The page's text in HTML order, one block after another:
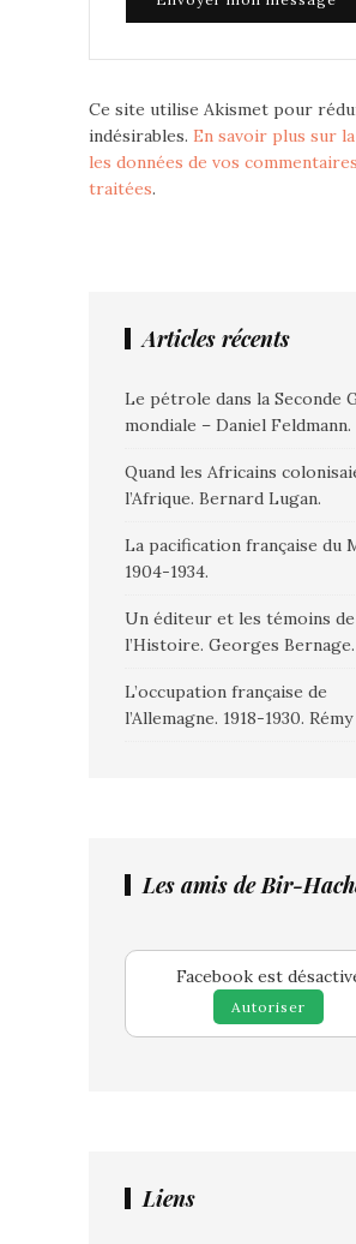
Ce site utilise Akismet pour
indésirables. En savoir plus sur
les données de vos
traitées.
Articles récents
Le pétrole dans la Seconde
mondiale – Daniel Feldmann.
Quand les Africains
l’Afrique. Bernard Lugan.
La pacification française du
1904-1934.
Un éditeur et les témoins de
l’Histoire. Georges Bernage.
L’occupation française de
l’Allemagne. 1918-1930.
Les amis de Bir-
Facebook est
Autoriser
Liens